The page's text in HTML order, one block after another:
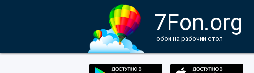
7Fon.org
обои на рабочий стол